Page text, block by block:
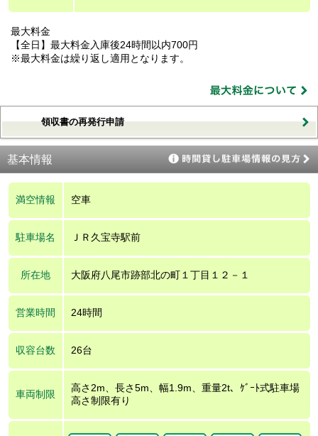
最大料金
【全日】最大料金入庫後24時間以内700円
※最大料金は繰り返し適用となります。
領収書の再発行申請
基本情報
満空情報 空車
駐車場名 ＪＲ久宝寺駅前
所在地 大阪府八尾市跡部北の町１丁目１２－１
営業時間 24時間
収容台数 26台
車両制限
高さ2m、長さ5m、幅1.9m、重量2t、ｹﾞｰﾄ式駐車場
高さ制限有り